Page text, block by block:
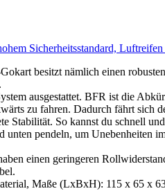
Sicherheitsstandard,
besitzt nämlich einen
ausgestattet. BFR ist die
zu fahren. Dadurch fährt sich
Stabilität. So kannst du schnell
unten pendeln, um
einen geringeren
Maße (LxBxH): 115 x 65 x